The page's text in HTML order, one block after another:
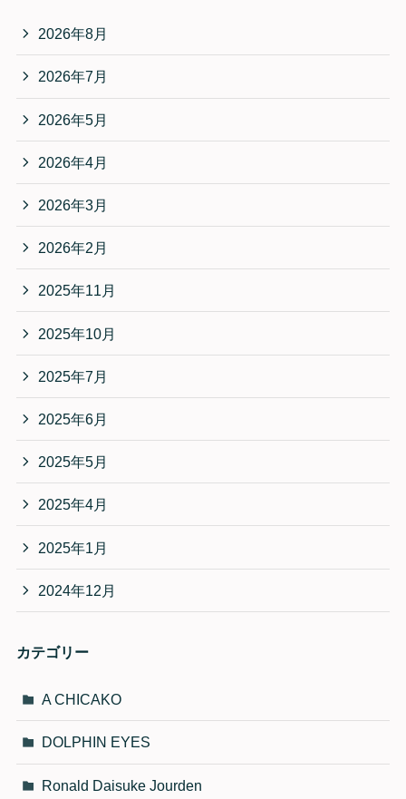
2026年8月
2026年7月
2026年5月
2026年4月
2026年3月
2026年2月
2025年11月
2025年10月
2025年7月
2025年6月
2025年5月
2025年4月
2025年1月
2024年12月
カテゴリー
A CHICAKO
DOLPHIN EYES
Ronald Daisuke Jourden